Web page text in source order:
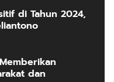
di Tahun 2024,
dan